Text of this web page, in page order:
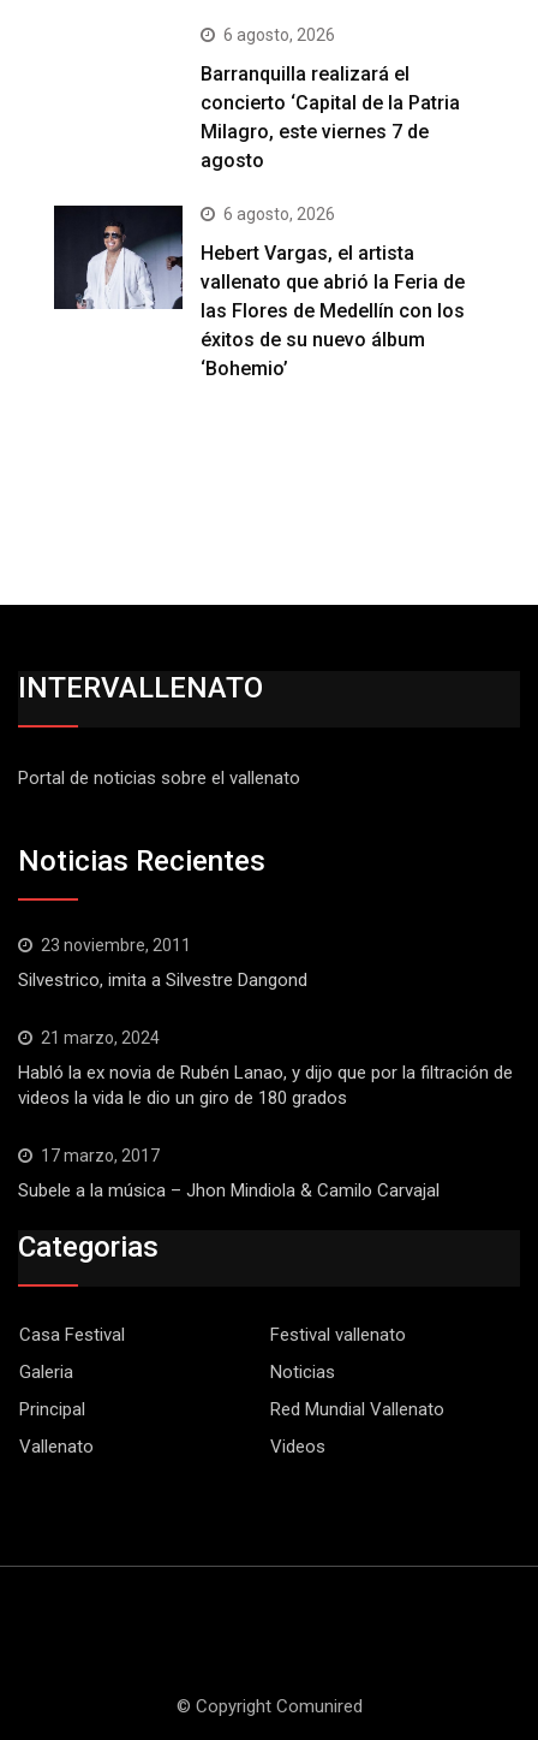
6 agosto, 2026
Barranquilla realizará el
concierto ‘Capital de la Patria
Milagro, este viernes 7 de
agosto
6 agosto, 2026
Hebert Vargas, el artista
vallenato que abrió la Feria de
las Flores de Medellín con los
éxitos de su nuevo álbum
‘Bohemio’
INTERVALLENATO
Portal de noticias sobre el vallenato
Noticias Recientes
23 noviembre, 2011
Silvestrico, imita a Silvestre Dangond
21 marzo, 2024
Habló la ex novia de Rubén Lanao, y dijo que por la filtración de
videos la vida le dio un giro de 180 grados
17 marzo, 2017
Subele a la música – Jhon Mindiola & Camilo Carvajal
Categorias
Casa Festival
Festival vallenato
Galeria
Noticias
Principal
Red Mundial Vallenato
Vallenato
Videos
© Copyright Comunired